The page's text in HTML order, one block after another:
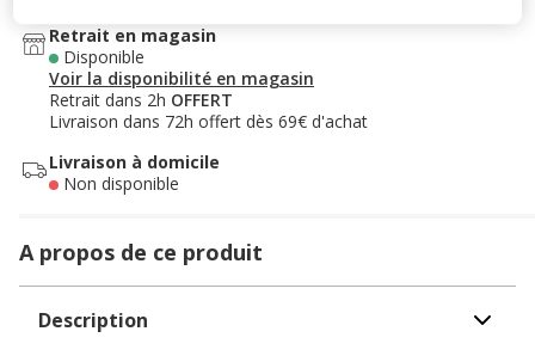
Retrait en magasin
Disponible
Voir la disponibilité en magasin
Retrait dans 2h OFFERT
Livraison dans 72h offert dès 69€ d'achat
Livraison à domicile
Non disponible
A propos de ce produit
Description